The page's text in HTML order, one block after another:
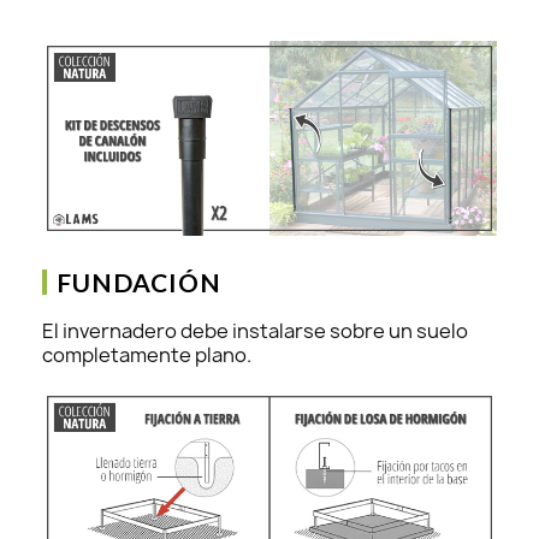
FUNDACIÓN
El invernadero debe instalarse sobre un suelo
completamente plano.